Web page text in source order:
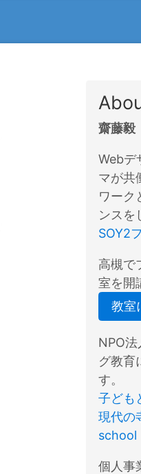
齋藤毅
Webデ
マが共
ワーク
ンスを
SOY2
高槻で
室を開
教室
NPO
グ教育
す。
子ども
現代の
school
個人事